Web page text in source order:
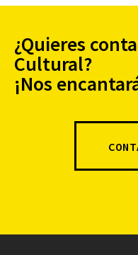
¿Quieres
Cultural?
¡Nos